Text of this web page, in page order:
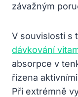
závažným
V souvislosti s
dávkování
absorpce v
řízena
Při extrémně